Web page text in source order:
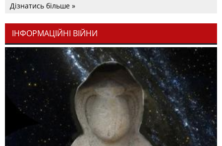
Дізнатись більше »
ІНФОРМАЦІЙНІ ВІЙНИ